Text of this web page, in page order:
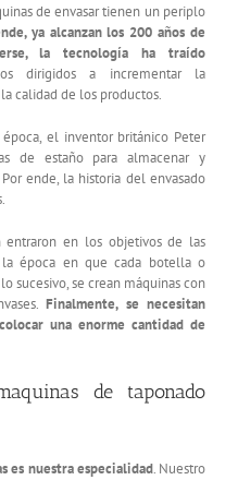
de envasar tienen un periplo
ya alcanzan los 200 años de
la tecnología ha traído
dirigidos a incrementar la
calidad de los productos.
época, el inventor británico Peter
de estaño para almacenar y
ende, la historia del envasado
entraron en los objetivos de las
la época en que cada botella o
sucesivo, se crean máquinas con
Finalmente, se necesitan
una enorme cantidad de
de taponado
es nuestra especialidad. Nuestro